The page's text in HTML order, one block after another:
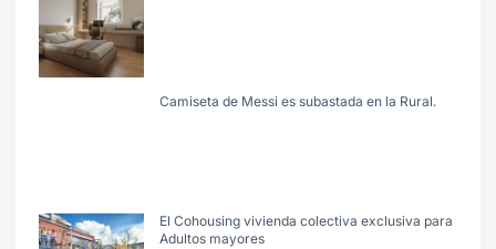
Camiseta de Messi es subastada en la Rural.
El Cohousing vivienda colectiva exclusiva para
Adultos mayores